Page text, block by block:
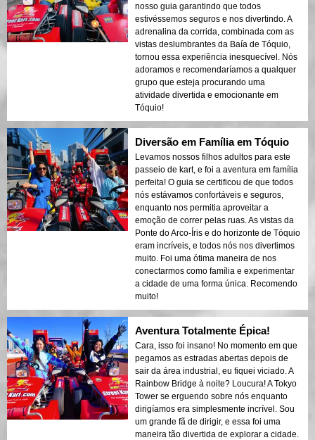
nosso guia garantindo que todos
estivéssemos seguros e nos divertindo. A
adrenalina da corrida, combinada com as
vistas deslumbrantes da Baía de Tóquio,
tornou essa experiência inesquecível. Nós
adoramos e recomendaríamos a qualquer
grupo que esteja procurando uma
atividade divertida e emocionante em
Tóquio!
Diversão em Família em Tóquio
Levamos nossos filhos adultos para este
passeio de kart, e foi a aventura em família
perfeita! O guia se certificou de que todos
nós estávamos confortáveis e seguros,
enquanto nos permitia aproveitar a
emoção de correr pelas ruas. As vistas da
Ponte do Arco-Íris e do horizonte de Tóquio
eram incríveis, e todos nós nos divertimos
muito. Foi uma ótima maneira de nos
conectarmos como família e experimentar
a cidade de uma forma única. Recomendo
muito!
Aventura Totalmente Épica!
Cara, isso foi insano! No momento em que
pegamos as estradas abertas depois de
sair da área industrial, eu fiquei viciado. A
Rainbow Bridge à noite? Loucura! A Tokyo
Tower se erguendo sobre nós enquanto
dirigíamos era simplesmente incrível. Sou
um grande fã de dirigir, e essa foi uma
maneira tão divertida de explorar a cidade.